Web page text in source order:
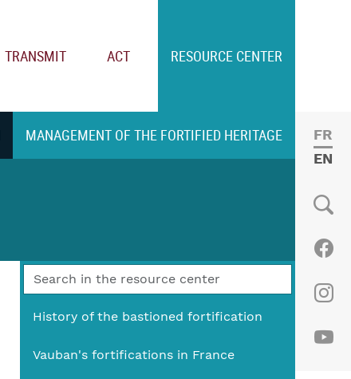
TRANSMIT ACT RESOURCE CENTER
Social
MANAGEMENT OF THE FORTIFIED HERITAGE
History of the bastioned fortification
Vauban's fortifications in France